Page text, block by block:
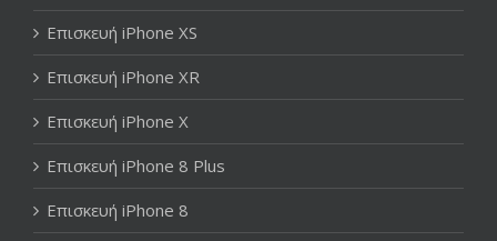
Επισκευή iPhone XS
Επισκευή iPhone XR
Επισκευή iPhone X
Επισκευή iPhone 8 Plus
Επισκευή iPhone 8